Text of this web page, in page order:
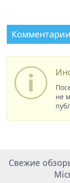
Комментарии
не
Свежие